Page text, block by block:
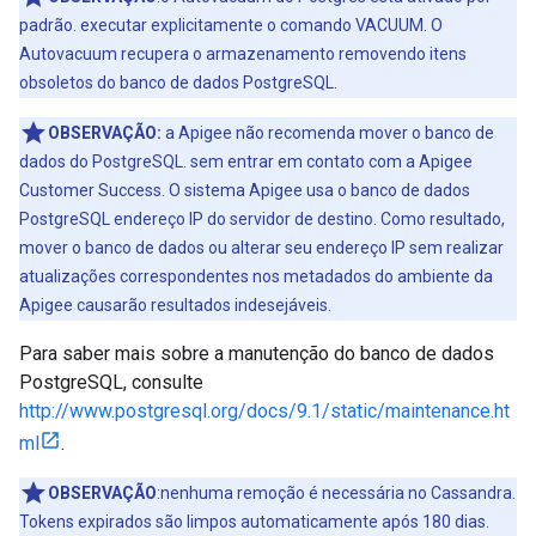
padrão. executar explicitamente o comando VACUUM. O
Autovacuum recupera o armazenamento removendo itens
obsoletos do banco de dados PostgreSQL.
OBSERVAÇÃO: a Apigee não recomenda mover o banco de
dados do PostgreSQL. sem entrar em contato com a Apigee
Customer Success. O sistema Apigee usa o banco de dados
PostgreSQL endereço IP do servidor de destino. Como resultado,
mover o banco de dados ou alterar seu endereço IP sem realizar
atualizações correspondentes nos metadados do ambiente da
Apigee causarão resultados indesejáveis.
Para saber mais sobre a manutenção do banco de dados
PostgreSQL, consulte
http://www.postgresql.org/docs/9.1/static/maintenance.ht
ml
.
OBSERVAÇÃO:nenhuma remoção é necessária no Cassandra.
Tokens expirados são limpos automaticamente após 180 dias.